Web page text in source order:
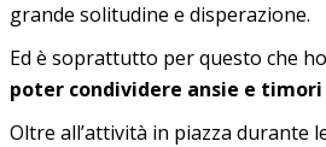
grande solitudine e disperazione.
Ed è soprattutto per questo che
poter condividere ansie e
Oltre all’attività in piazza durante